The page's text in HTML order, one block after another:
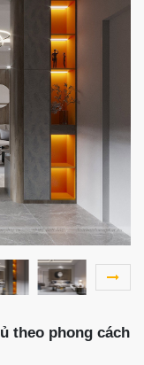
theo phong cách